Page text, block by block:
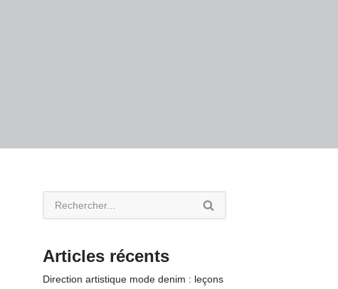
Articles récents
Direction artistique mode denim : leçons